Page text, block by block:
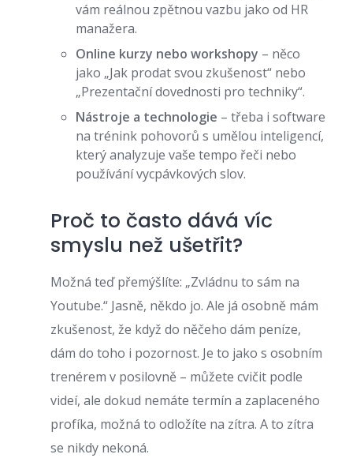
vám reálnou zpětnou vazbu jako od HR
manažera.
Online kurzy nebo workshopy – něco
jako „Jak prodat svou zkušenost“ nebo
„Prezentační dovednosti pro techniky“.
Nástroje a technologie – třeba i software
na trénink pohovorů s umělou inteligencí,
který analyzuje vaše tempo řeči nebo
používání vycpávkových slov.
Proč to často dává víc
smyslu než ušetřit?
Možná teď přemýšlíte: „Zvládnu to sám na
Youtube.“ Jasně, někdo jo. Ale já osobně mám
zkušenost, že když do něčeho dám peníze,
dám do toho i pozornost. Je to jako s osobním
trenérem v posilovně – můžete cvičit podle
videí, ale dokud nemáte termín a zaplaceného
profíka, možná to odložíte na zítra. A to zítra
se nikdy nekoná.